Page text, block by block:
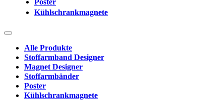
Poster
Kühlschrankmagnete
Alle Produkte
Stoffarmband Designer
Magnet Designer
Stoffarmbänder
Poster
Kühlschrankmagnete